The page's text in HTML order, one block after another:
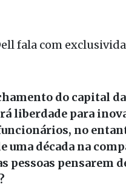
fala com
do capital
liberdade para
no
uma década na
pessoas pensarem